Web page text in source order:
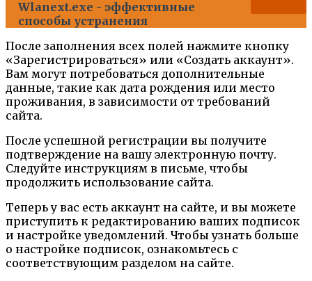
Wlanext.exe - эффективные
способы устранения
После заполнения всех полей нажмите кнопку
«Зарегистрироваться» или «Создать аккаунт».
Вам могут потребоваться дополнительные
данные, такие как дата рождения или место
проживания, в зависимости от требований
сайта.
После успешной регистрации вы получите
подтверждение на вашу электронную почту.
Следуйте инструкциям в письме, чтобы
продолжить использование сайта.
Теперь у вас есть аккаунт на сайте, и вы можете
приступить к редактированию ваших подписок
и настройке уведомлений. Чтобы узнать больше
о настройке подписок, ознакомьтесь с
соответствующим разделом на сайте.